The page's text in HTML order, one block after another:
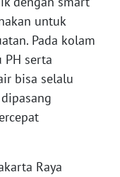
untuk
Pada kolam
serta
bisa selalu
Raya